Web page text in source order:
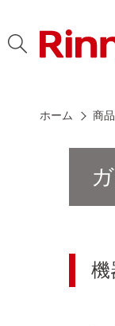
ホーム 商
機